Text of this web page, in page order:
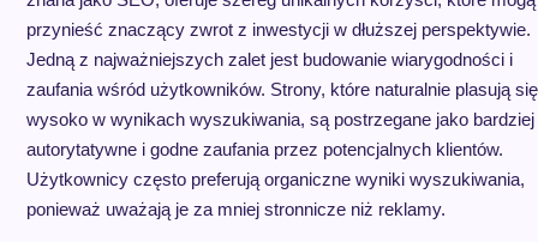
przynieść znaczący zwrot z inwestycji w dłuższej perspektywie.
Jedną z najważniejszych zalet jest budowanie wiarygodności i
zaufania wśród użytkowników. Strony, które naturalnie plasują się
wysoko w wynikach wyszukiwania, są postrzegane jako bardziej
autorytatywne i godne zaufania przez potencjalnych klientów.
Użytkownicy często preferują organiczne wyniki wyszukiwania,
ponieważ uważają je za mniej stronnicze niż reklamy.